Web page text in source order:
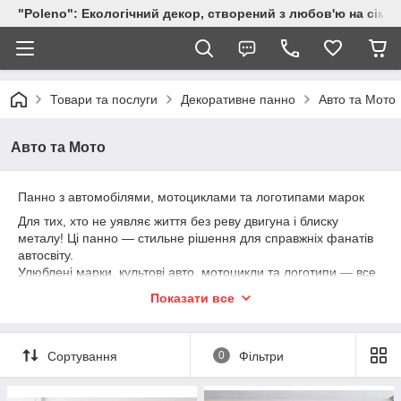
"Poleno": Екологічний декор, створений з любов'ю на
Товари та послуги Декоративне панно Авто та Мото
Авто та Мото
Панно з автомобілями, мотоциклами та логотипами марок
Для тих, хто не уявляє життя без реву двигуна і блиску
металу! Ці панно — стильне рішення для справжніх фанатів
автосвіту.
Улюблені марки, культові авто, мотоцикли та логотипи — все
Чудово виглядає в гаражах, кабінетах, вітальнях, тематичних
чоловіка, друга, колеги або себе самого.
Показати все
Сортування 0 Фільтри